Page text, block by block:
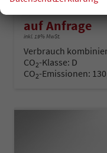
auf Anfrage
inkl. 19% MwSt.
Verbrauch
CO2-Klasse: D
CO2-Emissionen: